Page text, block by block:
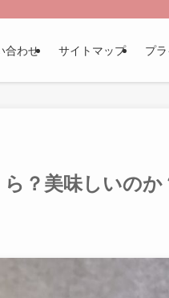
合わせ サイトマップ プ
？美味しいのか